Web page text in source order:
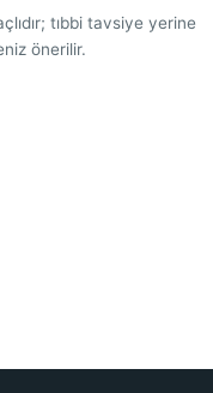
tıbbi tavsiye yerine
önerilir.